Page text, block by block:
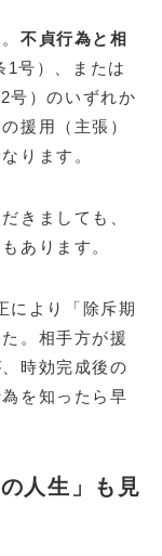
不貞行為と相
1号）、または
号）のいずれか
援用（主張）
ります。
きましても、
あります。
により「除斥期
。相手方が援
時効完成後の
を知ったら早
人生」も見